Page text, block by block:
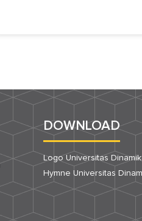
DOWNLOAD
Logo Universitas
Hymne Universitas